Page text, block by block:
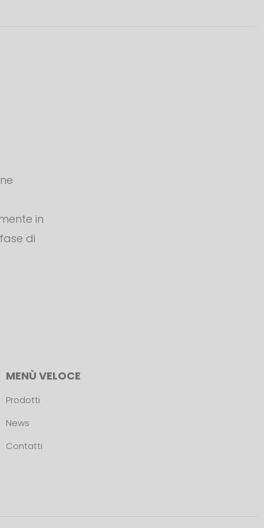
in
di
MENÙ VELOCE
Prodotti
News
Contatti